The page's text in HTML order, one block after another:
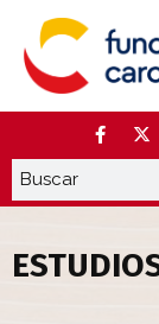
contenido